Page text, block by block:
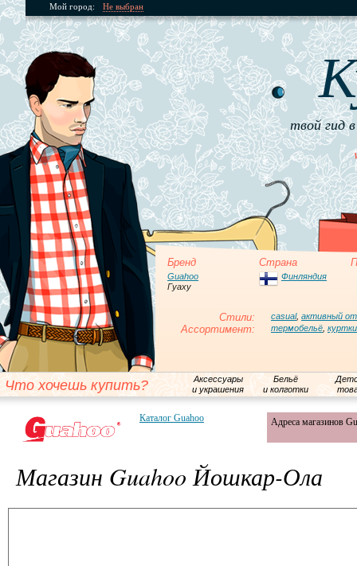
Мой город: Не выбран
твой гид
Бренд Страна
Guahoo
Гуаху
Финляндия
Стили: casual, активный
Ассортимент: термобельё куртки
Что хочешь купить?
Аксессуары
и украшения
Бельё
и колготки
Каталог Guahoo Адреса магазинов
Магазин Guahoo Йошкар-Ола